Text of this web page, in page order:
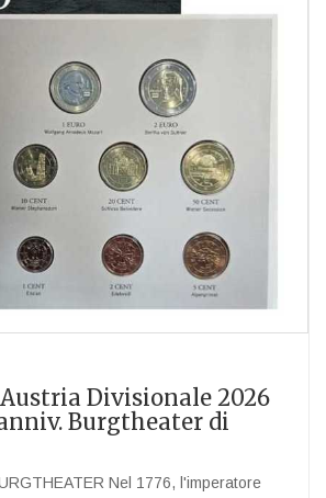
Divisionale 2026
Burgtheater di
Nel 1776, l'imperatore